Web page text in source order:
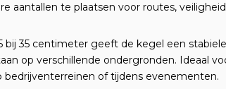
aantallen te plaatsen voor routes,
bij 35 centimeter geeft de kegel een
op verschillende ondergronden. Ideaal
bedrijventerreinen of tijdens evenementen.